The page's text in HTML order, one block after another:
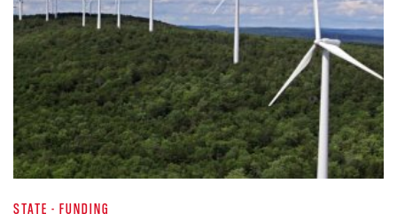
STATE - FUNDING